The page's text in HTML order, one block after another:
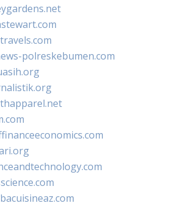
polreskebumen.com